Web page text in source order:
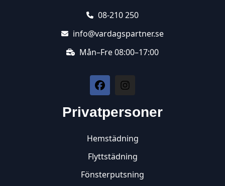
08-210 250
info@vardagspartner.se
Mån–Fre 08:00–17:00
Privatpersoner
Hemstädning
Flyttstädning
Fönsterputsning